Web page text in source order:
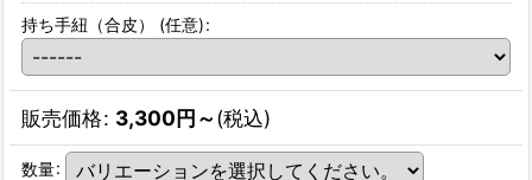
持ち手紐（合皮） (任意):
販売価格: 3,300円～(税込)
数量: